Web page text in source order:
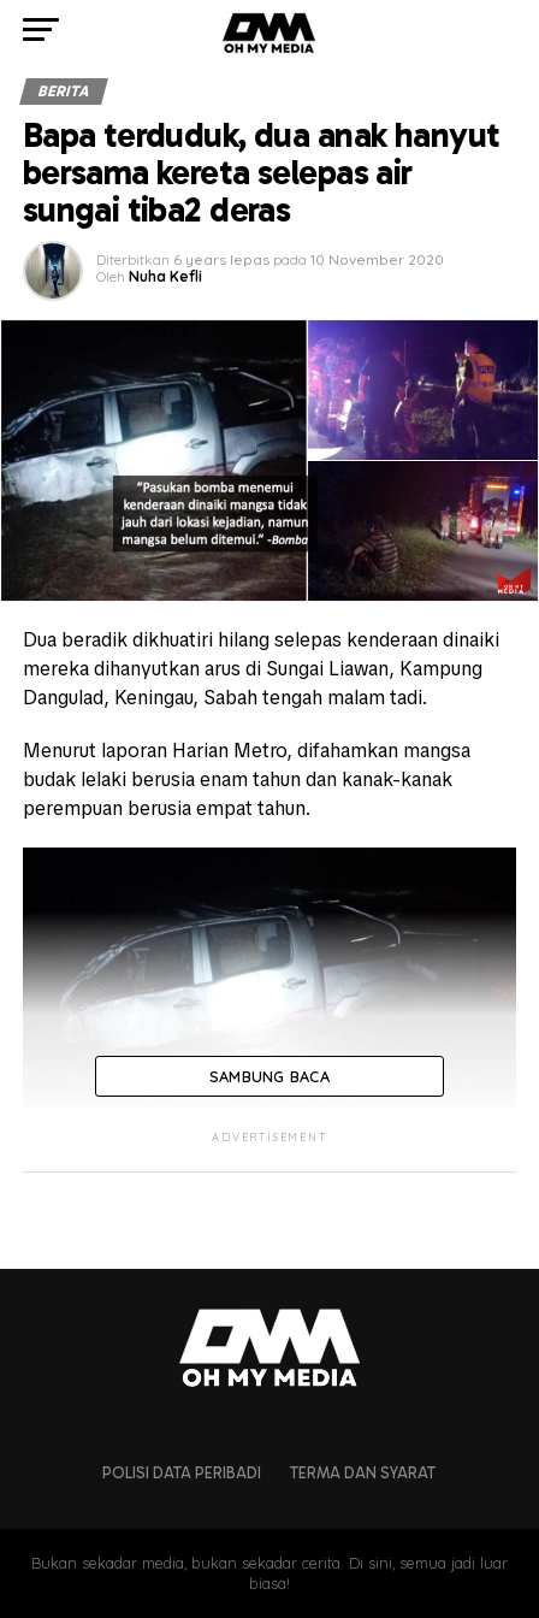
BERITA
Bapa terduduk, dua anak hanyut
bersama kereta selepas air
sungai tiba2 deras
Diterbitkan 6 years lepas pada 10 November 2020
Oleh Nuha Kefli
Dua beradik dikhuatiri hilang selepas kenderaan dinaiki
mereka dihanyutkan arus di Sungai Liawan, Kampung
Dangulad, Keningau, Sabah tengah malam tadi.
Menurut laporan Harian Metro, difahamkan mangsa
budak lelaki berusia enam tahun dan kanak-kanak
perempuan berusia empat tahun.
dan mereka dalam perjalanan pulang ke rumah. Namun,
ketika melalui jambatan konkrik Kampung Dangulad, air
sungai tiba-tiba menjadi deras dan menghanyutkan
kenderaan tersebut.
SAMBUNG BACA
ADVERTISEMENT
POLISI DATA PERIBADI TERMA DAN SYARAT
Bukan sekadar media, bukan sekadar cerita. Di sini, semua jadi luar
biasa!